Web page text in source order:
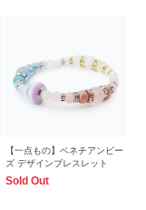
【一点もの】ベネチアンビー
ズ デザインブレスレット
Sold Out